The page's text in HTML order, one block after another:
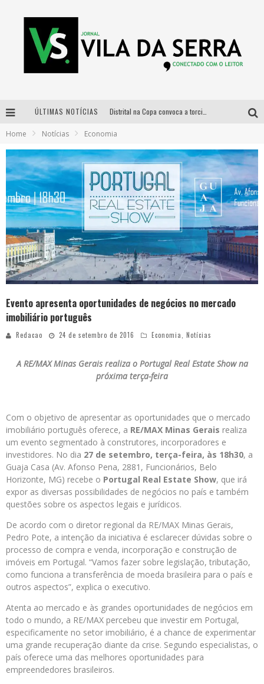
ÚLTIMAS NOTÍCIAS
Cidade Junina se consolida como vitrine estratégica para grandes marcas e se despede com Xand Avião e Mari Fernandez
Designer mineira lança jogo educativo sobre coleta seletiva na maior feira de jogos de tabuleiro da América Latina
Home Notícias Economia
Evento apresenta oportunidades de negócios no mercado
imobiliário português
Redacao 24 de setembro de 2016 Economia, Notícias
A RE/MAX Minas Gerais realiza o Portugal Real Estate Show na
próxima terça-feira
Com o objetivo de apresentar as oportunidades que o mercado
imobiliário português oferece, a RE/MAX Minas Gerais realiza
um evento segmentado à construtores, incorporadores e
investidores. No dia 27 de setembro, terça-feira, às 18h30, a
Guaja Casa (Av. Afonso Pena, 2881, Funcionários, Belo
Horizonte, MG) recebe o Portugal Real Estate Show, que irá
expor as diversas possibilidades de negócios no país e também
questões sobre os aspectos legais e jurídicos.
De acordo com o diretor regional da RE/MAX Minas Gerais,
Pedro Pote, a intenção da iniciativa é esclarecer dúvidas sobre o
processo de compra e venda, incorporação e construção de
imóveis em Portugal. “Vamos fazer sobre legislação, tributação,
como funciona a transferência de moeda brasileira para o país e
outros aspectos”, explica o executivo.
Atenta ao mercado e às grandes oportunidades de negócios em
todo o mundo, a RE/MAX percebeu que investir em Portugal,
especificamente no setor imobiliário, é a chance de experimentar
uma grande recuperação diante da crise. Segundo especialistas, o
país oferece uma das melhores oportunidades para
empreendedores brasileiros.